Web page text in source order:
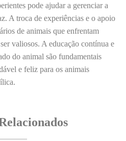
pode ajudar a gerenciar a
A troca de experiências e o apoio
de animais que enfrentam
valiosos. A educação contínua e
do animal são fundamentais
e feliz para os animais